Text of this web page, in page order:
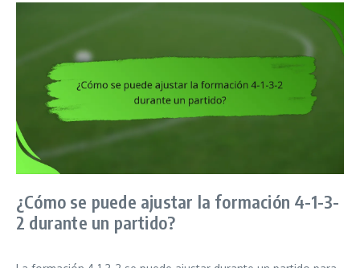
¿Cómo se puede ajustar la formación 4-1-3-
2 durante un partido?